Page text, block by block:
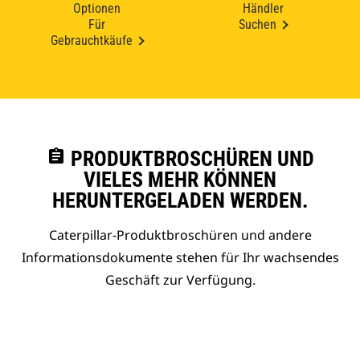
Optionen
Für
Gebrauchtkäufe
Händler
Suchen
assignment PRODUKTBROSCHÜREN UND
VIELES MEHR KÖNNEN
HERUNTERGELADEN WERDEN.
Caterpillar-Produktbroschüren und andere
Informationsdokumente stehen für Ihr wachsendes
Geschäft zur Verfügung.